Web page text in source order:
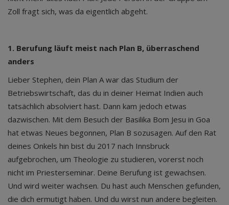
Zoll fragt sich, was da eigentlich abgeht.
1. Berufung läuft meist nach Plan B, überraschend
anders
Lieber Stephen, dein Plan A war das Studium der
Betriebswirtschaft, das du in deiner Heimat Indien auch
tatsächlich absolviert hast. Dann kam jedoch etwas
dazwischen. Mit dem Besuch der Basilika Bom Jesu in Goa
hat etwas Neues begonnen, Plan B sozusagen. Auf den Rat
deines Onkels hin bist du 2017 nach Innsbruck
aufgebrochen, um Theologie zu studieren, vorerst noch
nicht im Priesterseminar. Deine Berufung ist gewachsen.
Und wird weiter wachsen. Du hast auch Menschen gefunden,
die dich ermutigt haben. Und du wirst nun andere begleiten.